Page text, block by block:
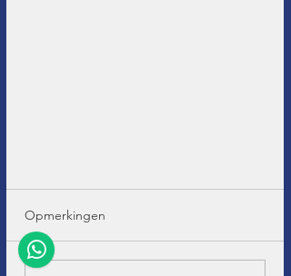
Opmerkingen